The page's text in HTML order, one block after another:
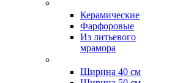
Керамические
Фарфоровые
Из литьевого
мрамора
Ширина 40 см